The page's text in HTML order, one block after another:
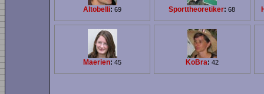
Altobelli: 69 Sporttheoretiker: 68
Maerien: 45 KoBra: 42